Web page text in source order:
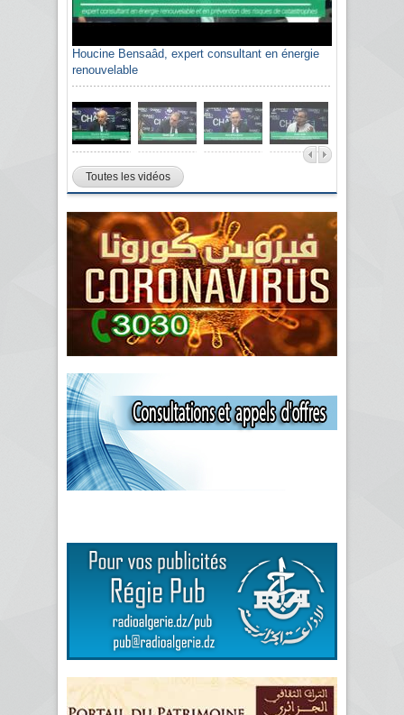
Houcine Bensaâd, expert consultant en énergie
renouvelable
Toutes les vidéos